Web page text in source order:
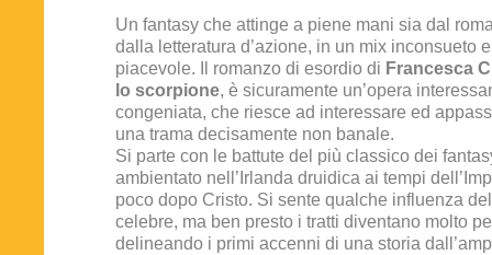
Un fantasy che attinge a piene mani sia dal
dalla letteratura d’azione, in un mix inconsueto
piacevole. Il romanzo di esordio di Francesca
lo scorpione, è sicuramente un’opera
congeniata, che riesce ad interessare ed
una trama decisamente non banale.
Si parte con le battute del più classico dei
ambientato nell’Irlanda druidica ai tempi
poco dopo Cristo. Si sente qualche influenza
celebre, ma ben presto i tratti diventano molto
delineando i primi accenni di una storia